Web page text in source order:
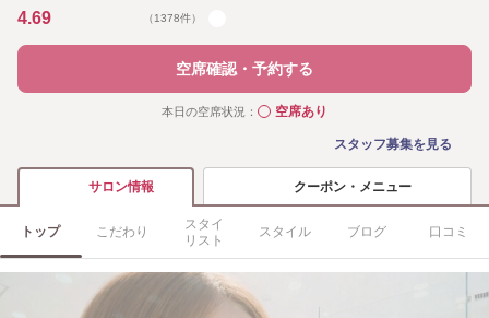
4.69 （1378件）
空席確認・予約する
本日の空席状況： ◯空席あり
スタッフ募集を見る
サロン情報 クーポン・メニュー
トップ こだわり
スタイ
リスト
スタイル ブログ 口コミ